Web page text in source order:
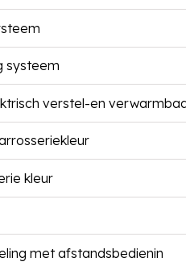
systeem
verstel-en
kleur
met afstandsbedienin